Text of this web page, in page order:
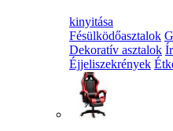
kinyitása
Fésülködőasztalok
Dekoratív asztalok
Éjjeliszekrények